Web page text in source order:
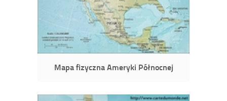
Mapa fizyczna Ameryki Północnej